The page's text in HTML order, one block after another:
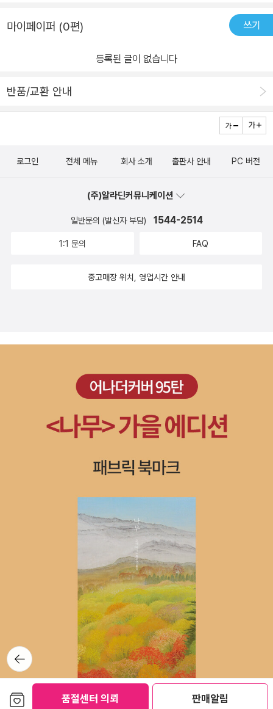
품절센터 의뢰 판매알림
않았다.
도시의 옛시간의 빠름에 속도를 맞춰서 읽는 것이 중요할 것이다. 디
트로이트에서 캔자스로 이사오고 있는 아서 가족. 도시속에서 별문제
살나고 흑인이 딸아이를 찾는 전화가 왔다는 것을 계기로 한번도 가
지 않았던 시골로 돌아가게 된다. 결혼후 한번도 가본적 그곳, 아서의
에게 충격이 되었는지 결코 그곳으로 돌아가고 싶지 않았지만 결국
은 돌아가고 있다. 그들은 그곳에서 또 어떠한 삶을 꾸려가게 될까.
속에서 갇혀버린 느낌. 돌아간 고향에서는 한 아이가 실종된다. 막내
딸 또래의 금발 여자아이. 사람들은 아이를 찾으려고 조직을 구성해
서 여기저기 동네 모든 곳을 다 찾아봉지만 아이는 보이지 않는다. 보
하고 걱정을 하기 마련인데 이 동네는 그렇지 않다. 물론 아이들을 조
는 작품. 아서의 가족은 벤트로드에서 안정을 되찾을 것이다. 바쁘게
돌아가는 일상을 떠나 조금은 여우로와 보이는 한가한 시골생활에 리
는 것은 이 이야기에 빠져버린 당신이 해야 할 몫이다.
고조된다.어떠한 이유로 고향을 떠났다가 세월이 흘러 다시 고향을
돌아오기가 쉽지 않다. 작은 마을일수록 더 베타적이지만, 다행히 그
정착한다. 아서가 가족들과 이곳에 오기 전 도로에서 무언가 부딪힌
이 쳐져있다. 아서는 실리어와 그의 아이들인 대니얼과 에비와 함께
께 혼재되어 있다. ​그의 큰 누나인 이브의 죽음으로 자의반 타의반으
지나치게 집착한다. 그러던중 마을에 한 소녀가 실종되고 마을사람들
은 저마다 루스의 남편인 레이를 의심스럽게 바라본다. 둘째 누나인
감추지 못하고 그와 한바탕 한 후 루스와 레이를 떨어뜨려 놓는다. 술
듯 몸도 마음도 엉망이 되어있지만 이브가 죽기 전에 레이는 점잖으
다. 대놓고 이야기하지는 않지만 심정적인 범인은 레이로 지목된다.
게 시한폭탄이 터질 것 같은 예감에 숨을 죽이게 만든다. 이야기가 고
조 될때마다 미세하게 균열이 가는 소리가 쩍쩍 들리지만 '그사건'에
는 인물이 레이였다.모두가 불안정하지만 특히 이브의 드레스를 입고
은 것과 상반되는 이미지로 다가왔다. 이야기는 끝까지 계속 반복하
며 불안정한 모습을 보이다가 마지막에 누가 더 무서운 사람인지를
펑하고 터트린다. 처음에는 책을 다 읽고 덮는 순간 밋밋한 소설이구
나 싶었으나, 생각하면 생각할수록 가장 피해자라고 느꼈던 인물이
주는 무서움이 크게 다가왔던 소설이었다.
마이페이퍼 (0편) 쓰기
등록된 글이 없습니다
반품/교환 안내
뒤로가
기
로그인 전체 메뉴 회사 소개 출판사 안내 PC 버전
(주)알라딘커뮤니케이션
일반문의 (발신자 부담) 1544-2514
1:1 문의 FAQ
중고매장 위치, 영업시간 안내